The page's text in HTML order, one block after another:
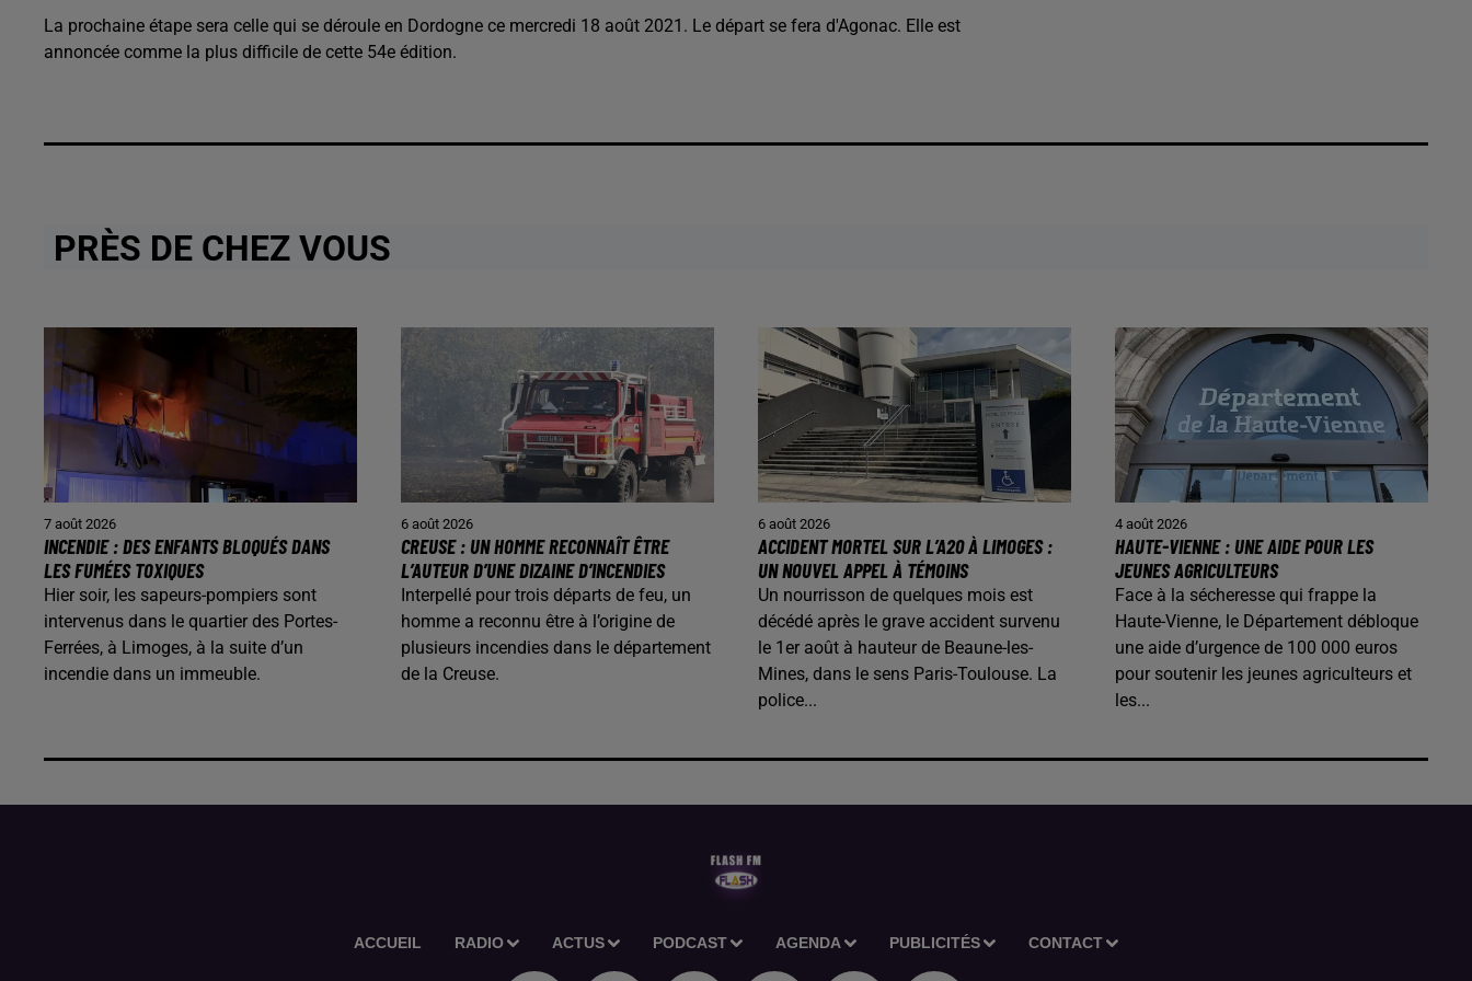
La prochaine étape sera celle qui se déroule en Dordogne ce mercredi 18 août 2021. Le départ se fera d'Agonac. Elle est
annoncée comme la plus difficile de cette 54e édition.
PRÈS DE CHEZ VOUS
7 août 2026
INCENDIE : DES ENFANTS BLOQUÉS DANS
LES FUMÉES TOXIQUES
Hier soir, les sapeurs-pompiers sont
intervenus dans le quartier des Portes-
Ferrées, à Limoges, à la suite d’un
incendie dans un immeuble.
6 août 2026
CREUSE : UN HOMME RECONNAÎT ÊTRE
L’AUTEUR D’UNE DIZAINE D’INCENDIES
Interpellé pour trois départs de feu, un
homme a reconnu être à l’origine de
plusieurs incendies dans le département
de la Creuse.
6 août 2026
ACCIDENT MORTEL SUR L’A20 À LIMOGES :
UN NOUVEL APPEL À TÉMOINS
Un nourrisson de quelques mois est
décédé après le grave accident survenu
le 1er août à hauteur de Beaune-les-
Mines, dans le sens Paris-Toulouse. La
police...
4 août 2026
HAUTE-VIENNE : UNE AIDE POUR LES
JEUNES AGRICULTEURS
Face à la sécheresse qui frappe la
Haute-Vienne, le Département débloque
une aide d’urgence de 100 000 euros
pour soutenir les jeunes agriculteurs et
les...
ACCUEIL RADIO ACTUS PODCAST AGENDA PUBLICITÉS CONTACT